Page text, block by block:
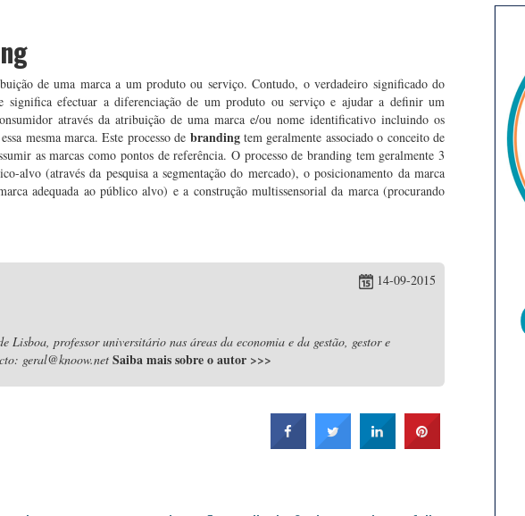
de uma marca a um produto ou serviço. Contudo, o verdadeiro significado do
significa efectuar a diferenciação de um produto ou serviço e ajudar a definir um
através da atribuição de uma marca e/ou nome identificativo incluindo os
mesma marca. Este processo de brandingtem geralmente associado o conceito de
as marcas como pontos de referência. O processo de branding tem geralmente 3
alvo (através da pesquisa a segmentação do mercado), o posicionamento da marca
adequada ao público alvo) e a construção multissensorial da marca (procurando
14-09-2015
Lisboa, professor universitário nas áreas da economia e da gestão, gestor e
geral@knoow.net Saiba mais sobre o autor >>>